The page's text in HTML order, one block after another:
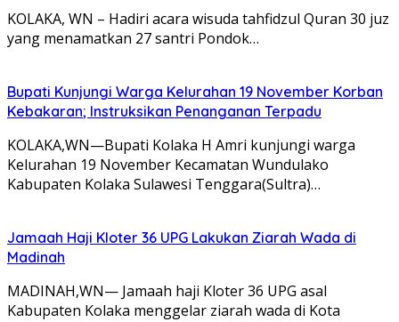
KOLAKA, WN – Hadiri acara wisuda tahfidzul Quran 30 juz
yang menamatkan 27 santri Pondok…
Bupati Kunjungi Warga Kelurahan 19 November Korban
Kebakaran; Instruksikan Penanganan Terpadu
KOLAKA,WN—Bupati Kolaka H Amri kunjungi warga
Kelurahan 19 November Kecamatan Wundulako
Kabupaten Kolaka Sulawesi Tenggara(Sultra)…
Jamaah Haji Kloter 36 UPG Lakukan Ziarah Wada di
Madinah
MADINAH,WN— Jamaah haji Kloter 36 UPG asal
Kabupaten Kolaka menggelar ziarah wada di Kota